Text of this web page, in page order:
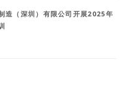
造（深圳）有限公司开展2025年